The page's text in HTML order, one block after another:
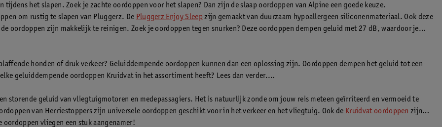
het slapen. Zoek je zachte oordoppen voor het slapen? Dan zijn de slaap oordoppen van Alpine een goede keuze.
om rustig te slapen van Pluggerz. De Pluggerz Enjoy Sleep zijn gemaakt van duurzaam hypoallergeen siliconenmateriaal. Ook deze
oordoppen zijn makkelijk te reinigen. Zoek je oordoppen tegen snurken? Deze oordoppen dempen geluid met 27 dB, waardoor je
honden of druk verkeer? Geluiddempende oordoppen kunnen dan een oplossing zijn. Oordoppen dempen het geluid tot een
geluiddempende oordoppen Kruidvat in het assortiment heeft? Lees dan verder.
storende geluid van vliegtuigmotoren en medepassagiers. Het is natuurlijk zonde om jouw reis meteen geïrriteerd en vermoeid te
van Herriestoppers zijn universele oordoppen geschikt voor in het verkeer en het vliegtuig. Ook de Kruidvat oordoppen zijn
vliegen een stuk aangenamer!